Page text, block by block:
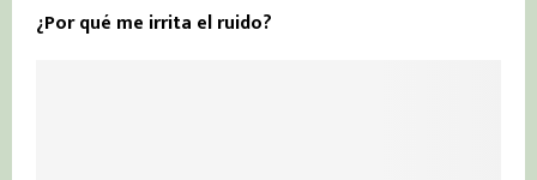
¿Por qué me irrita el ruido?